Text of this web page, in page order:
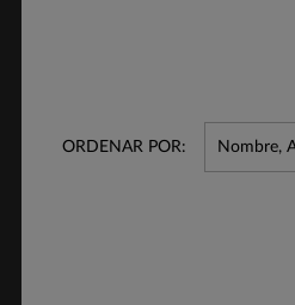
ORDENAR POR: Nombre,